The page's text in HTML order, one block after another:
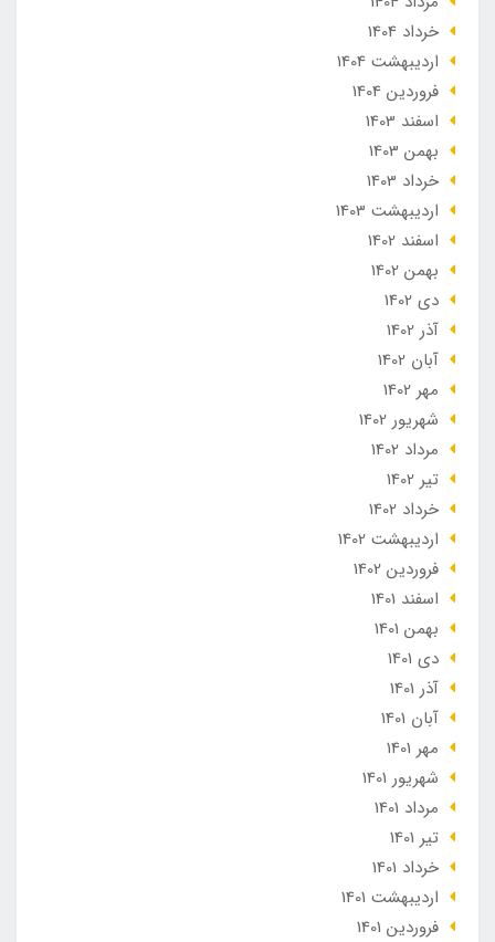
خرداد 1404
ارديبهشت 1404
فروردین 1404
اسفند 1403
بهمن 1403
خرداد 1403
ارديبهشت 1403
اسفند 1402
بهمن 1402
دی 1402
آذر 1402
آبان 1402
مهر 1402
شهریور 1402
مرداد 1402
تير 1402
خرداد 1402
ارديبهشت 1402
فروردین 1402
اسفند 1401
بهمن 1401
دی 1401
آذر 1401
آبان 1401
مهر 1401
شهریور 1401
مرداد 1401
تير 1401
خرداد 1401
ارديبهشت 1401
فروردین 1401